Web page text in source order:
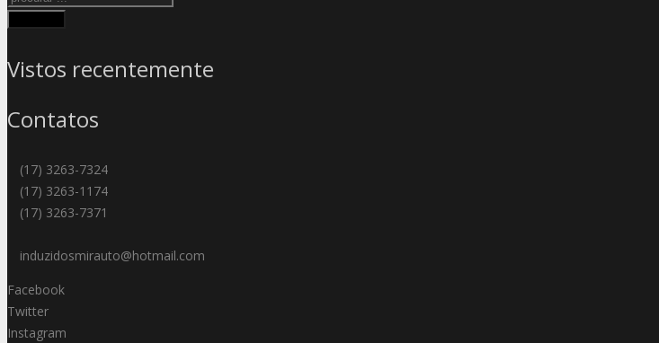
Vistos recentemente
Contatos
(17) 3263-7324
(17) 3263-1174
(17) 3263-7371
induzidosmirauto@hotmail.com
Facebook
Twitter
Instagram